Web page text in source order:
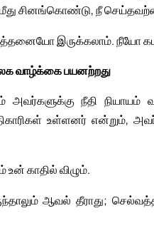
சினங்கொண்டு, நீ
இருக்கலாம். நீயோ
வாழ்க்கை பயனற்றது
அவர்களுக்கு நீதி நியாயம்
உள்ளனர் என்றும்,
காதில் விழும்.
ஆவல் தீராது;